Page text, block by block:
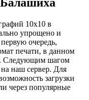
10х10 в
упрощено и
очередь,
печати, в данном
Следующим шагом
наш сервер. Для
загрузки
через популярные